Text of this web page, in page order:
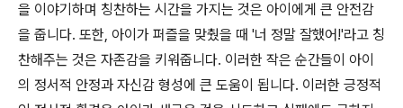
을 이야기하며 칭찬하는 시간을 가지는 것은 아이에게 큰 안전감
을 줍니다. 또한, 아이가 퍼즐을 맞췄을 때 '너 정말 잘했어!'라고 칭
찬해주는 것은 자존감을 키워줍니다. 이러한 작은 순간들이 아이
의 정서적 안정과 자신감 형성에 큰 도움이 됩니다. 이러한 긍정적